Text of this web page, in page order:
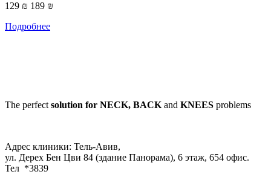
129 ₪ 189 ₪
Подробнее
The perfect solution for NECK, BACK and KNEES problems
Адрес клиники: Тель-Авив,
ул. Дерех Бен Цви 84 (здание Панорама), 6 этаж, 654 офис.
Тел *3839